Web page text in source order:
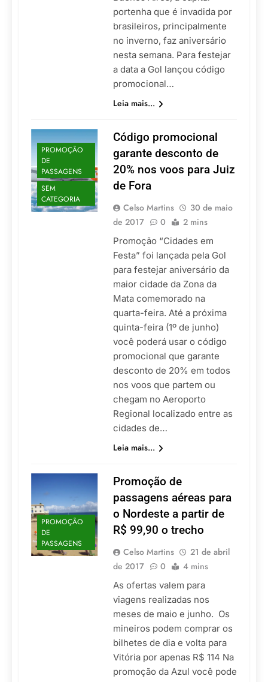
portenha que é invadida por
brasileiros, principalmente
no inverno, faz aniversário
nesta semana. Para festejar
a data a Gol lançou código
promocional…
Leia mais...
PROMOÇÃO
DE
PASSAGENS
SEM
CATEGORIA
Código promocional
garante desconto de
20% nos voos para Juiz
de Fora
Celso Martins
30 de maio
de 2017
0 2 mins
Promoção “Cidades em
Festa” foi lançada pela Gol
para festejar aniversário da
maior cidade da Zona da
Mata comemorado na
quarta-feira. Até a próxima
quinta-feira (1º de junho)
você poderá usar o código
promocional que garante
desconto de 20% em todos
nos voos que partem ou
chegam no Aeroporto
Regional localizado entre as
cidades de…
Leia mais...
PROMOÇÃO
DE
PASSAGENS
Promoção de
passagens aéreas para
o Nordeste a partir de
R$ 99,90 o trecho
Celso Martins
21 de abril
de 2017
0 4 mins
As ofertas valem para
viagens realizadas nos
meses de maio e junho. Os
mineiros podem comprar os
bilhetes de dia e volta para
Vitória por apenas R$ 114 Na
promoção da Azul você pode